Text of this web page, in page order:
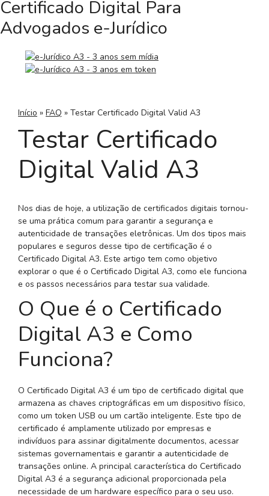
Certificado Digital Para
Advogados e-Jurídico
Início » FAQ » Testar Certificado Digital Valid A3
Testar Certificado
Digital Valid A3
Nos dias de hoje, a utilização de certificados digitais tornou-
se uma prática comum para garantir a segurança e
autenticidade de transações eletrônicas. Um dos tipos mais
populares e seguros desse tipo de certificação é o
Certificado Digital A3. Este artigo tem como objetivo
explorar o que é o Certificado Digital A3, como ele funciona
e os passos necessários para testar sua validade.
O Que é o Certificado
Digital A3 e Como
Funciona?
O Certificado Digital A3 é um tipo de certificado digital que
armazena as chaves criptográficas em um dispositivo físico,
como um token USB ou um cartão inteligente. Este tipo de
certificado é amplamente utilizado por empresas e
indivíduos para assinar digitalmente documentos, acessar
sistemas governamentais e garantir a autenticidade de
transações online. A principal característica do Certificado
Digital A3 é a segurança adicional proporcionada pela
necessidade de um hardware específico para o seu uso.